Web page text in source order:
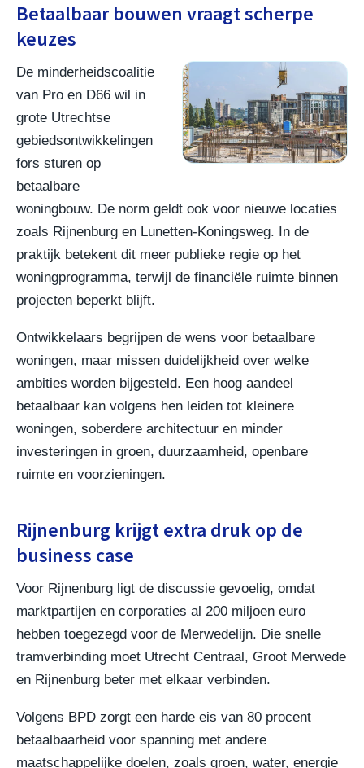
Betaalbaar bouwen vraagt scherpe
keuzes
De minderheidscoalitie
van Pro en D66 wil in
grote Utrechtse
gebiedsontwikkelingen
fors sturen op
betaalbare
woningbouw. De norm geldt ook voor nieuwe locaties
zoals Rijnenburg en Lunetten-Koningsweg. In de
praktijk betekent dit meer publieke regie op het
woningprogramma, terwijl de financiële ruimte binnen
projecten beperkt blijft.
Ontwikkelaars begrijpen de wens voor betaalbare
woningen, maar missen duidelijkheid over welke
ambities worden bijgesteld. Een hoog aandeel
betaalbaar kan volgens hen leiden tot kleinere
woningen, soberdere architectuur en minder
investeringen in groen, duurzaamheid, openbare
ruimte en voorzieningen.
Rijnenburg krijgt extra druk op de
business case
Voor Rijnenburg ligt de discussie gevoelig, omdat
marktpartijen en corporaties al 200 miljoen euro
hebben toegezegd voor de Merwedelijn. Die snelle
tramverbinding moet Utrecht Centraal, Groot Merwede
en Rijnenburg beter met elkaar verbinden.
Volgens BPD zorgt een harde eis van 80 procent
betaalbaarheid voor spanning met andere
maatschappelijke doelen, zoals groen, water, energie